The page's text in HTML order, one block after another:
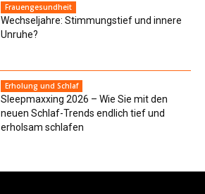
Frauengesundheit
Wechseljahre: Stimmungstief und innere
Unruhe?
Erholung und Schlaf
Sleepmaxxing 2026 – Wie Sie mit den
neuen Schlaf-Trends endlich tief und
erholsam schlafen